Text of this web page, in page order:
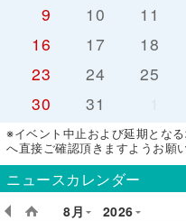
9
10 11
16
17 18
23
24 25
30
31
※イベント中止および延期とな
へ直接ご確認頂きますようお願
ニュースカレンダー
8月
2026